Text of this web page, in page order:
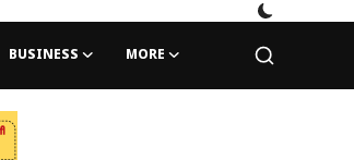
BUSINESS MORE